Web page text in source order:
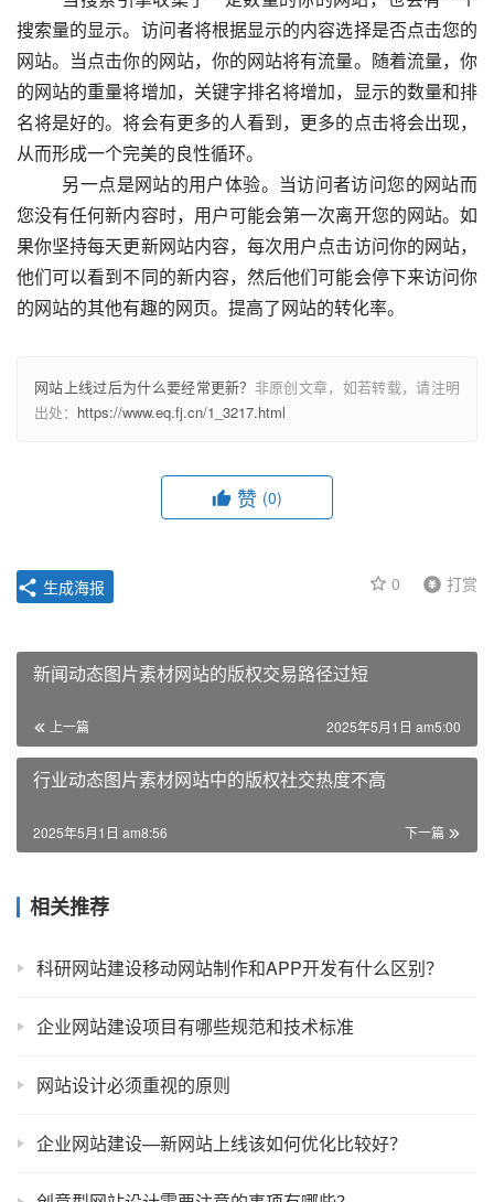
搜索量的显示。访问者将根据显示的内容选择是否点击您的
网站。当点击你的网站，你的网站将有流量。随着流量，你
的网站的重量将增加，关键字排名将增加，显示的数量和排
名将是好的。将会有更多的人看到，更多的点击将会出现，
从而形成一个完美的良性循环。
您没有任何新内容时，用户可能会第一次离开您的网站。如
果你坚持每天更新网站内容，每次用户点击访问你的网站，
他们可以看到不同的新内容，然后他们可能会停下来访问你
网站上线过后为什么要经常更新？ 非原创文章，如若转载，请注明
出处： https://www.eq.fj.cn/1_3217.html
赞 (0)
0 打赏
生成海报
新闻动态图片素材网站的版权交易路径过短
上一篇 2025年5月1日 am5:00
行业动态图片素材网站中的版权社交热度不高
下一篇
2025年5月1日 am8:56
相关推荐
科研网站建设移动网站制作和APP开发有什么区别？
企业网站建设项目有哪些规范和技术标准
网站设计必须重视的原则
企业网站建设—新网站上线该如何优化比较好？